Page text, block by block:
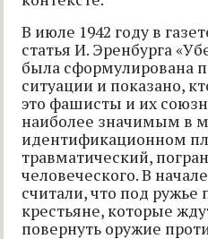
В июле 1942 году в
статья И. Эренбурга
была сформулирована
ситуации и показано,
это фашисты и их
наиболее значимым в
идентификационном
травматический,
человеческого. В
считали, что под
крестьяне, которые
повернуть оружие